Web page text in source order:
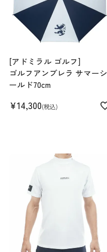
[アドミラル ゴルフ]
ゴルフアンブレラ サマーシ
ールド70cm
¥14,300 税込